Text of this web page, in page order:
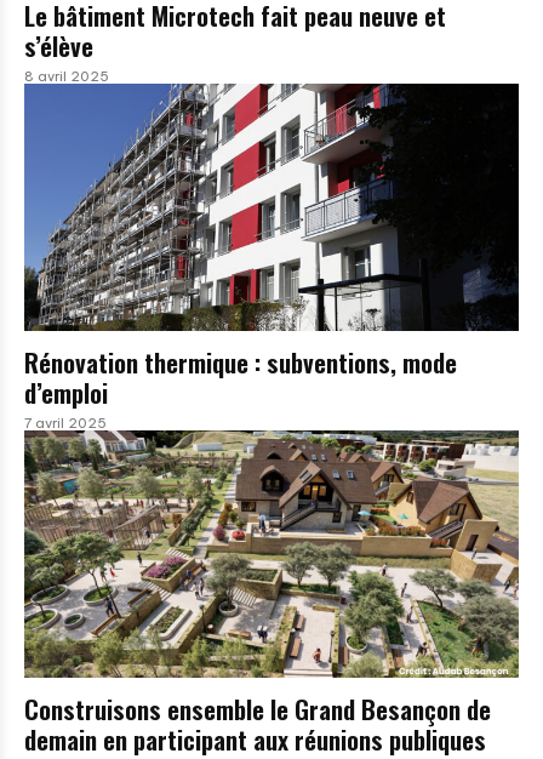
Le bâtiment Microtech fait peau neuve et
s’élève
8 avril 2025
Rénovation thermique : subventions, mode
d’emploi
7 avril 2025
Construisons ensemble le Grand Besançon de
demain en participant aux réunions publiques